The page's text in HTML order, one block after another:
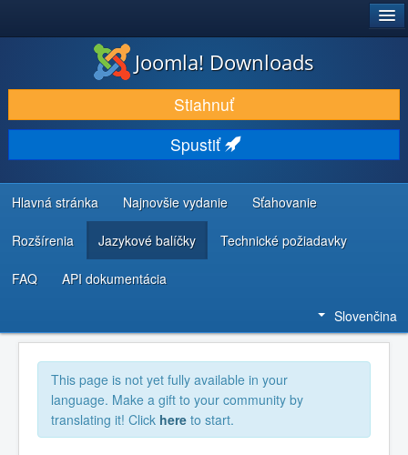
STIAHNUŤ & ROZŠÍRIŤ
OBJAVUJTE & UČTE SA
KOMUNITA & PODPORA
ZDROJE INFORMÁCIÍ PRE VÝVOJÁROV
Joomla! Downloads
Stiahnuť
Spustiť
Hlavná stránka Najnovšie vydanie Sťahovanie
Rozšírenia Jazykové balíčky Technické požiadavky
FAQ API dokumentácia
Slovenčina
This page is not yet fully available in your
language. Make a gift to your community by
translating it! Click here to start.